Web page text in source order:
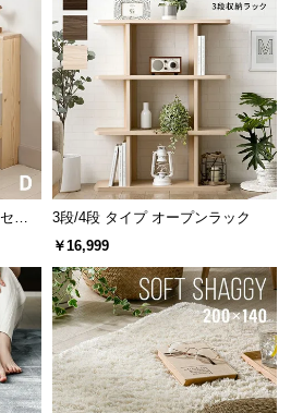
ークデザイン
を持つデンマーク。家具の本
られたこだわりの一台です。
ン
3段/4段 タイプ オープンラック
￥16,999